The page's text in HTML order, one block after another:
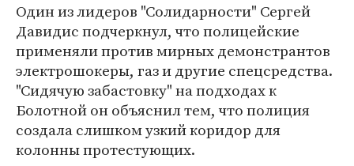
Один из лидеров "Солидарности" Сергей
Давидис подчеркнул, что полицейские
применяли против мирных демонстрантов
электрошокеры, газ и другие спецсредства.
"Сидячую забастовку" на подходах к
Болотной он объяснил тем, что полиция
создала слишком узкий коридор для
колонны протестующих.